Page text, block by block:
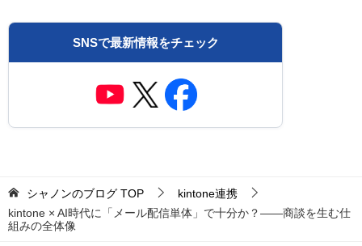
SNSで最新情報をチェック
シャノンのブログ TOP
kintone連携
kintone × AI時代に「メール配信単体」で十分か？——商談を生む仕
組みの全体像